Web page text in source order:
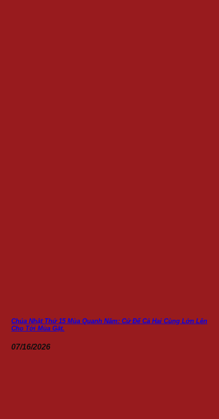
Chúa Nhật Thứ 15 Mùa Quanh Năm: Cứ Để Cả Hai Cùng Lớn Lên
Cho Tới Mùa Gặt.
07/16/2026